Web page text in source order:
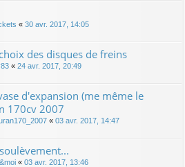
« 30 avr. 2017, 14:05
des disques de freins
« 24 avr. 2017, 20:49
d'expansion (me même le
170cv 2007
« 03 avr. 2017, 14:47
« 03 avr. 2017, 13:46